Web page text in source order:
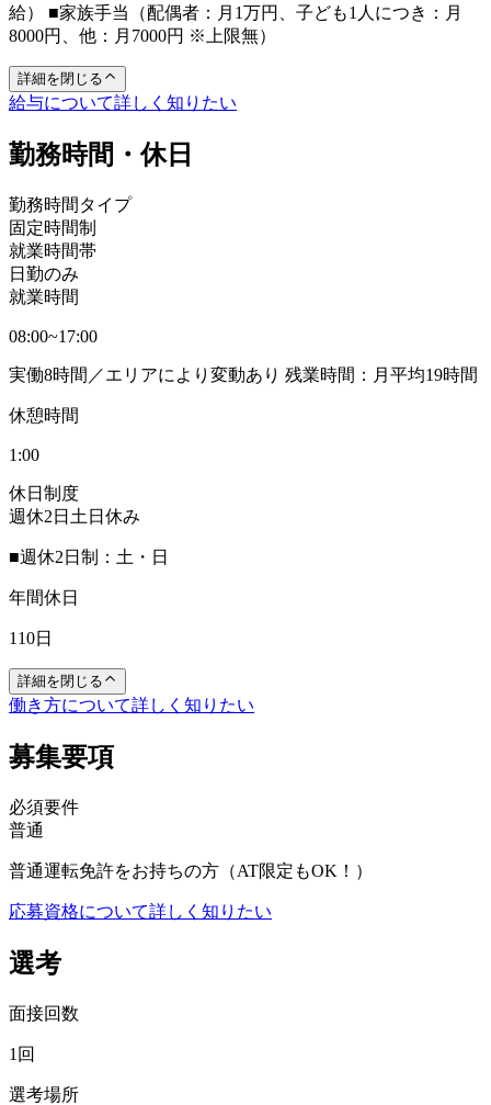
給） ■家族手当（配偶者：月1万円、子ども1人につき：月
8000円、他：月7000円 ※上限無）
詳細を閉じる
給与について詳しく知りたい
勤務時間・休日
勤務時間タイプ
固定時間制
就業時間帯
日勤のみ
就業時間
08:00~17:00
実働8時間／エリアにより変動あり 残業時間：月平均19時間
休憩時間
1:00
休日制度
週休2日 土日休み
■週休2日制：土・日
年間休日
110日
詳細を閉じる
働き方について詳しく知りたい
募集要項
必須要件
普通
普通運転免許をお持ちの方（AT限定もOK！）
応募資格について詳しく知りたい
選考
面接回数
1回
選考場所